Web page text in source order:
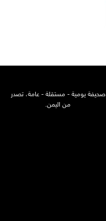
صحيفة يومية - مستقلة - عامة، تصدر
من اليمن.